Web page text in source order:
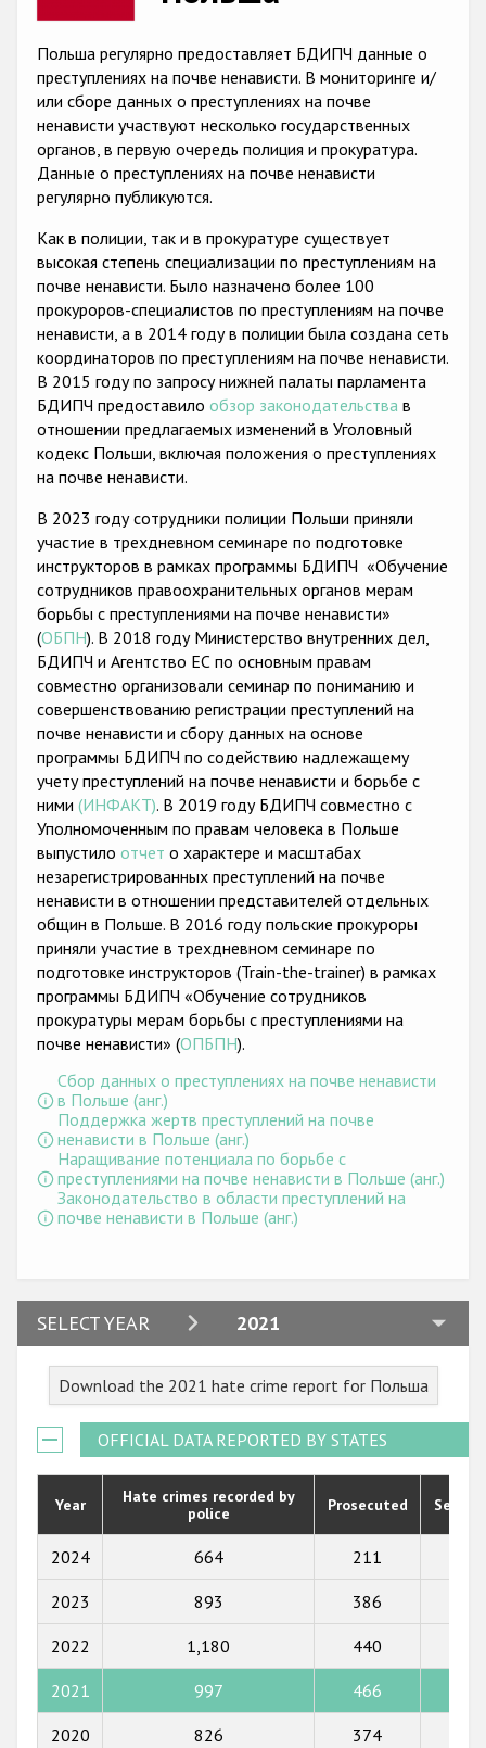
Anti-Roma hate crime
Anti-Semitic hate crime
Anti-Muslim hate crime
Anti-Christian hate crime
Other hate crime based on religion or belief
Gender-based hate crime
Anti-LGBTI hate crime
Disability hate crime
Проекты БДИПЧ
Организации гражданского общества
Польша регулярно предоставляет БДИПЧ данные о
преступлениях на почве ненависти. В мониторинге и/
или сборе данных о преступлениях на почве
ненависти участвуют несколько государственных
органов, в первую очередь полиция и прокуратура.
Данные о преступлениях на почве ненависти
регулярно публикуются.
Как в полиции, так и в прокуратуре существует
высокая степень специализации по преступлениям на
почве ненависти. Было назначено более 100
прокуроров-специалистов по преступлениям на почве
ненависти, а в 2014 году в полиции была создана сеть
координаторов по преступлениям на почве ненависти.
В 2015 году по запросу нижней палаты парламента
БДИПЧ предоставило обзор законодательства в
отношении предлагаемых изменений в Уголовный
кодекс Польши, включая положения о преступлениях
на почве ненависти.
В 2023 году сотрудники полиции Польши приняли
участие в трехдневном семинаре по подготовке
инструкторов в рамках программы БДИПЧ «Обучение
сотрудников правоохранительных органов мерам
борьбы с преступлениями на почве ненависти»
(ОБПН). В 2018 году Министерство внутренних дел,
БДИПЧ и Агентство ЕС по основным правам
совместно организовали семинар по пониманию и
совершенствованию регистрации преступлений на
почве ненависти и сбору данных на основе
программы БДИПЧ по содействию надлежащемy
учету преступлений на почве ненависти и борьбе с
ними (ИНФАКТ). В 2019 году БДИПЧ совместно с
Уполномоченным по правам человека в Польше
выпустило отчет о характере и масштабах
незарегистрированных преступлений на почве
ненависти в отношении представителей отдельных
общин в Польше. В 2016 году польские прокуроры
приняли участие в трехдневном семинаре по
подготовке инструкторов (Train-the-trainer) в рамках
программы БДИПЧ «Обучение сотрудников
прокуратуры мерам борьбы с преступлениями на
почве ненависти» (ОПБПН).
Сбор данных о преступлениях на почве ненависти
в Польше (анг.)
Поддержка жертв преступлений на почве
ненависти в Польше (анг.)
Наращивание потенциала по борьбе с
преступлениями на почве ненависти в Польше (анг.)
Законодательство в области преступлений на
почве ненависти в Польше (анг.)
SELECT YEAR 2021
2024
2022
2021
2020
2015
2014
Download the 2021 hate crime report for Польша
OFFICIAL DATA REPORTED BY STATES
Year
Hate crimes recorded by
police
Prosecuted
2024 664 211
2023 893 386
2022 1,180 440
2021 997 466
2020 826 374